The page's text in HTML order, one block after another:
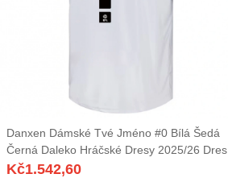
Danxen Dámské Tvé Jméno #0 Bílá Šedá
Černá Daleko Hráčské Dresy 2025/26 Dres
Kč1.542,60